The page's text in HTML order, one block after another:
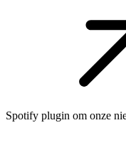
Spotify plugin om onze